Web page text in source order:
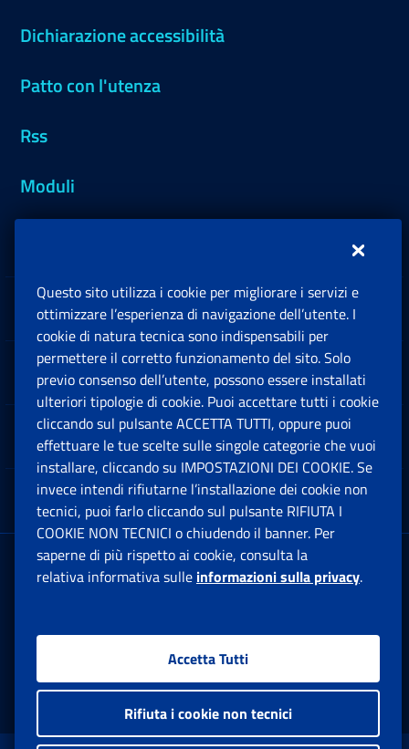
Dichiarazione accessibilità
Patto con l'utenza
Rss
Moduli
Sedi e Contatti
Software
Note Legali
App mobile
Sede Legale : Via Ciro il Grande, 21
00144 Roma
Facebook: Apre una nuova finestra
Twitter: Apre una nuova finestra
Whatsapp: Apre una nuova
Youtube: Apre una
Instagram:
Questo sito utilizza i cookie per migliorare i servizi e
ottimizzare l’esperienza di navigazione dell’utente. I
cookie di natura tecnica sono indispensabili per
permettere il corretto funzionamento del sito. Solo
previo consenso dell’utente, possono essere installati
ulteriori tipologie di cookie. Puoi accettare tutti i cookie
cliccando sul pulsante ACCETTA TUTTI, oppure puoi
effettuare le tue scelte sulle singole categorie che vuoi
installare, cliccando su IMPOSTAZIONI DEI COOKIE. Se
invece intendi rifiutarne l’installazione dei cookie non
tecnici, puoi farlo cliccando sul pulsante RIFIUTA I
COOKIE NON TECNICI o chiudendo il banner. Per
saperne di più rispetto ai cookie, consulta la
relativa informativa sulle informazioni sulla privacy.
Accetta Tutti
Rifiuta i cookie non tecnici